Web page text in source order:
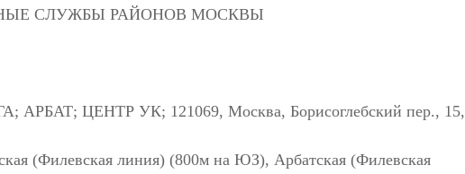
СЛУЖБЫ РАЙОНОВ МОСКВЫ
ЦЕНТР УК; 121069, Москва, Борисоглебский пер., 15,
(Филевская линия) (800м на ЮЗ), Арбатская (Филевская